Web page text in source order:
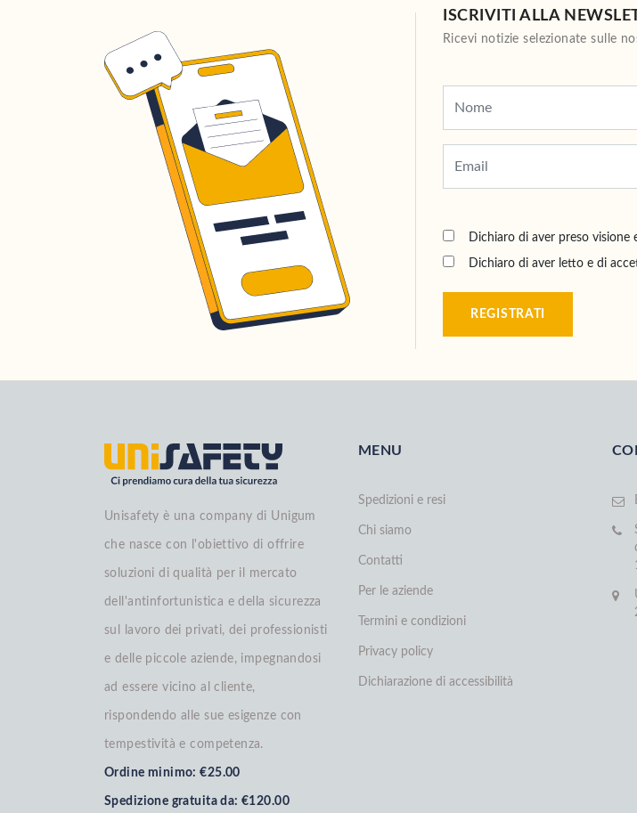
ISCRIVITI ALLA
Ricevi notizie selezionate sulle
Dichiaro di aver preso visione
Dichiaro di aver letto e di
REGISTRATI
Unisafety è una company di Unigum
che nasce con l'obiettivo di offrire
soluzioni di qualità per il mercato
dell'antinfortunistica e della sicurezza
sul lavoro dei privati, dei professionisti
e delle piccole aziende, impegnandosi
ad essere vicino al cliente,
rispondendo alle sue esigenze con
tempestività e competenza.
Ordine minimo: €25.00
Spedizione gratuita da: €120.00
MENU
Spedizioni e resi
Chi siamo
Contatti
Per le aziende
Termini e condizioni
Privacy policy
Dichiarazione di accessibilità